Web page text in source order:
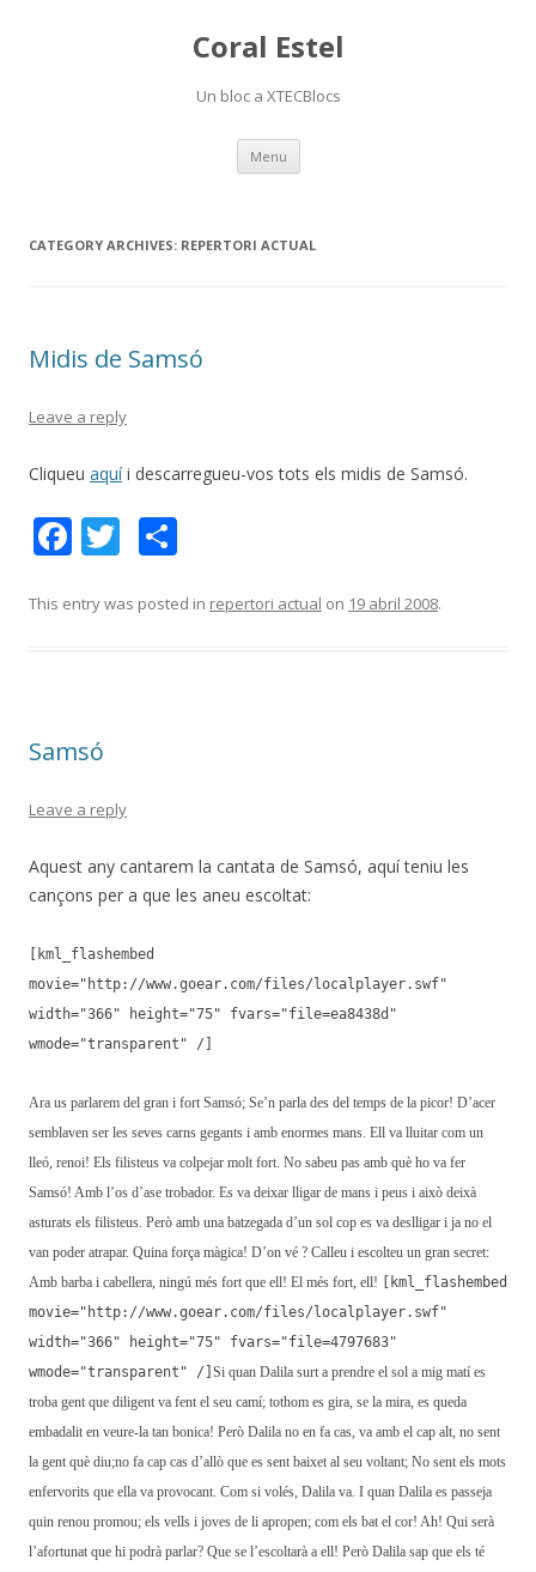
Coral Estel
Un bloc a XTECBlocs
Menu Skip
content
CATEGORY ARCHIVES: REPERTORI ACTUAL
Midis de Samsó
Leave a reply
Cliqueu aquíi descarregueu-vos tots els midis de Samsó.
F
e
k
T
itt m
This entry was posted in repertori actual on 19 abril 2008.
Samsó
Leave a reply
Aquest any cantarem la cantata de Samsó, aquí teniu les
cançons per a que les aneu escoltat:
[kml_flashembed
movie="http://www.goear.com/files/localplayer.swf"
width="366" height="75" fvars="file=ea8438d"
wmode="transparent" /]
Ara us parlarem del gran i fort Samsó; Se’n parla des del temps de la picor! D’acer
semblaven ser les seves carns gegants i amb enormes mans. Ell va lluitar com un
lleó, renoi! Els filisteus va colpejar molt fort. No sabeu pas amb què ho va fer
Samsó! Amb l’os d’ase trobador. Es va deixar lligar de mans i peus i això deixà
asturats els filisteus. Però amb una batzegada d’un sol cop es va deslligar i ja no el
van poder atrapar. Quina força màgica! D’on vé ? Calleu i escolteu un gran secret:
Amb barba i cabellera, ningú més fort que ell! El més fort, ell!
[kml_flashembed
movie="http://www.goear.com/files/localplayer.swf"
width="366" height="75" fvars="file=4797683"
wmode="transparent" /] Si quan Dalila surt a prendre el sol a mig matí es
troba gent que diligent va fent el seu camí; tothom es gira, se la mira, es queda
embadalit en veure-la tan bonica! Però Dalila no en fa cas, va amb el cap alt, no sent
la gent què diu;no fa cap cas d’allò que es sent baixet al seu voltant; No sent els mots
enfervorits que ella va provocant. Com si volés, Dalila va. I quan Dalila es passeja
quin renou promou; els vells i joves de li apropen; com els bat el cor! Ah! Qui serà
l’afortunat que hi podrà parlar? Que se l’escoltarà a ell! Però Dalila sap que els té